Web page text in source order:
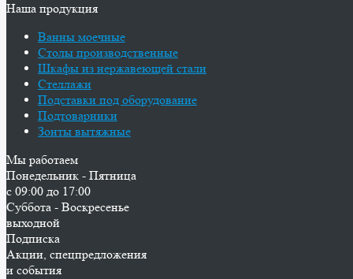
Наша продукция
Ванны моечные
Столы производственные
Шкафы из нержавеющей стали
Стеллажи
Подставки под оборудование
Подтоварники
Зонты вытяжные
Мы работаем
Понедельник - Пятница
с 09:00 до 17:00
Суббота - Воскресенье
выходной
Подписка
Акции, спецпредложения
и события